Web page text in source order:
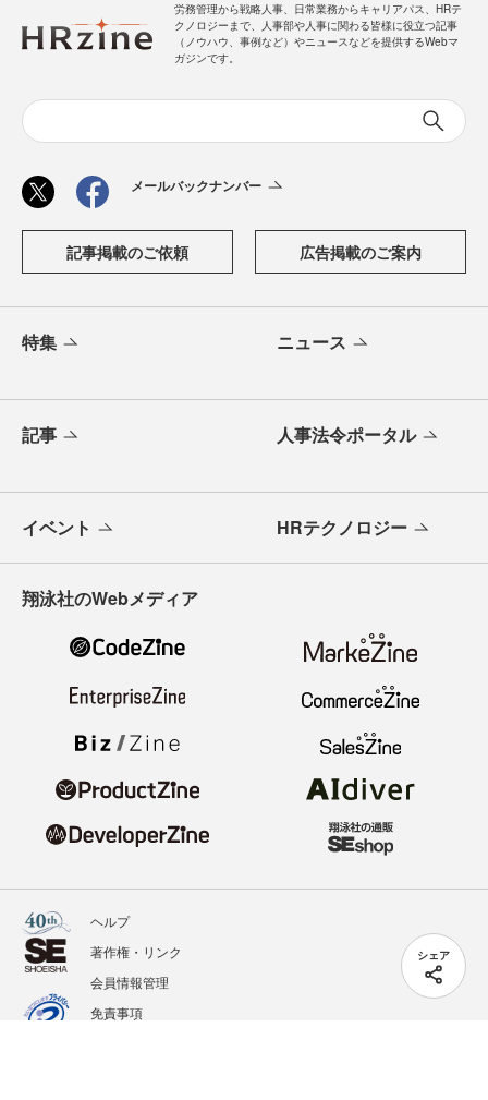
シェア
労務管理から戦略人事、日常業務からキャリアパス、HRテ
クノロジーまで、人事部や人事に関わる皆様に役立つ記事
（ノウハウ、事例など）やニュースなどを提供するWebマ
ガジンです。
メールバックナンバー
記事掲載のご依頼 広告掲載のご案内
特集 ニュース
記事 人事法令ポータル
イベント HRテクノロジー
翔泳社のWebメディア
ヘルプ
著作権・リンク
会員情報管理
免責事項